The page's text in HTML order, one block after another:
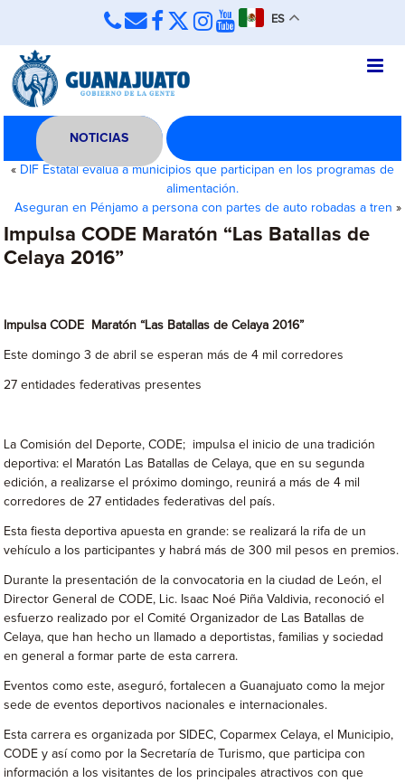
ES
NOTICIAS
« DIF Estatal evalúa a municipios que participan en los programas de
alimentación.
Aseguran en Pénjamo a persona con partes de auto robadas a tren »
Impulsa CODE Maratón “Las Batallas de
Celaya 2016”
Impulsa CODE Maratón “Las Batallas de Celaya 2016”
Este domingo 3 de abril se esperan más de 4 mil corredores
27 entidades federativas presentes
La Comisión del Deporte, CODE; impulsa el inicio de una tradición
deportiva: el Maratón Las Batallas de Celaya, que en su segunda
edición, a realizarse el próximo domingo, reunirá a más de 4 mil
corredores de 27 entidades federativas del país.
Esta fiesta deportiva apuesta en grande: se realizará la rifa de un
vehículo a los participantes y habrá más de 300 mil pesos en premios.
Durante la presentación de la convocatoria en la ciudad de León, el
Director General de CODE, Lic. Isaac Noé Piña Valdivia, reconoció el
esfuerzo realizado por el Comité Organizador de Las Batallas de
Celaya, que han hecho un llamado a deportistas, familias y sociedad
en general a formar parte de esta carrera.
Eventos como este, aseguró, fortalecen a Guanajuato como la mejor
sede de eventos deportivos nacionales e internacionales.
Esta carrera es organizada por SIDEC, Coparmex Celaya, el Municipio,
CODE y así como por la Secretaría de Turismo, que participa con
información a los visitantes de los principales atractivos con que